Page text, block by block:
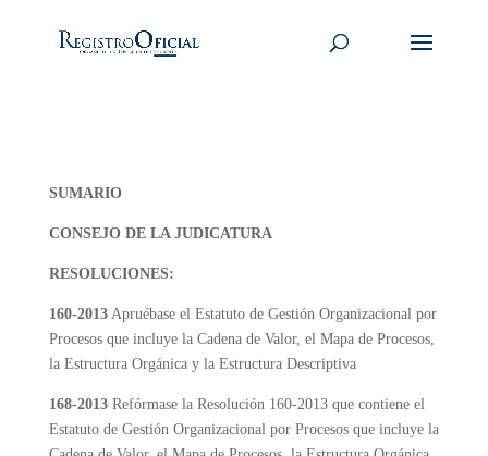
SUMARIO
CONSEJO DE LA JUDICATURA
RESOLUCIONES:
160-2013Apruébase el Estatuto de Gestión Organizacional por
Procesos que incluye la Cadena de Valor, el Mapa de Procesos,
la Estructura Orgánica y la Estructura Descriptiva
168-2013Refórmase la Resolución 160-2013 que contiene el
Estatuto de Gestión Organizacional por Procesos que incluye la